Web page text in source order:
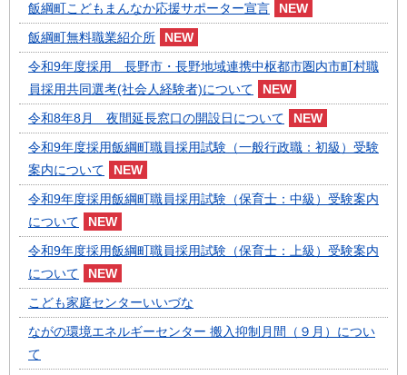
飯綱町こどもまんなか応援サポーター宣言
飯綱町無料職業紹介所
令和9年度採用 長野市・長野地域連携中枢都市圏内市町村職
員採用共同選考(社会人経験者)について
令和8年8月 夜間延長窓口の開設日について
令和9年度採用飯綱町職員採用試験（一般行政職：初級）受験
案内について
令和9年度採用飯綱町職員採用試験（保育士：中級）受験案内
について
令和9年度採用飯綱町職員採用試験（保育士：上級）受験案内
について
こども家庭センターいいづな
ながの環境エネルギーセンター 搬入抑制月間（９月）につい
て